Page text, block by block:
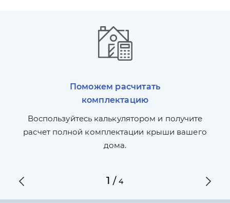
Поможем расчитать
комплектацию
Воспользуйтесь калькулятором и получите
расчет полной комплектации крыши вашего
дома.
1 /4